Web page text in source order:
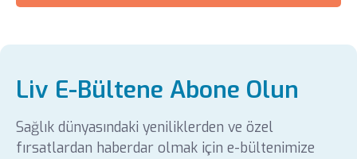
Liv E-Bültene Abone Olun
Sağlık dünyasındaki yeniliklerden ve özel
fırsatlardan haberdar olmak için e-bültenimize